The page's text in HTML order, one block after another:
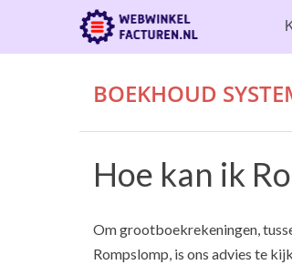
BOEKHOUD
Hoe kan ik
Om grootboekrekeningen,
Rompslomp, is ons advies te